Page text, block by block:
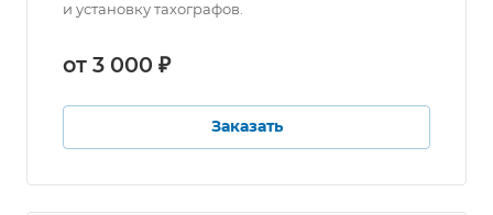
и установку тахографов.
от 3 000 ₽
Заказать